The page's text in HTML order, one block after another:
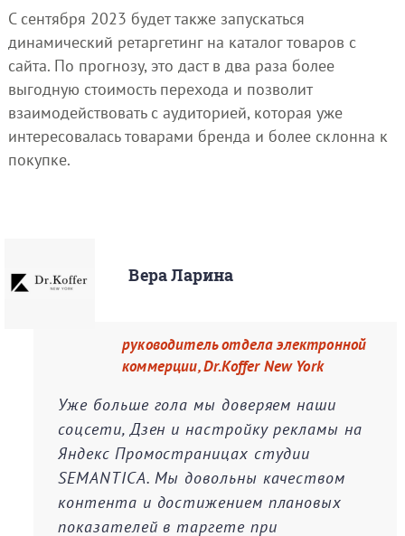
С сентября 2023 будет также запускаться
динамический ретаргетинг на каталог товаров с
сайта. По прогнозу, это даст в два раза более
выгодную стоимость перехода и позволит
взаимодействовать с аудиторией, которая уже
интересовалась товарами бренда и более склонна к
покупке.
Вера Ларина
руководитель отдела электронной
коммерции, Dr.Koffer New York
Уже больше гола мы доверяем наши
соцсети, Дзен и настройку рекламы на
Яндекс Промостраницах студии
SEMANTICА. Мы довольны качеством
контента и достижением плановых
показателей в таргете при